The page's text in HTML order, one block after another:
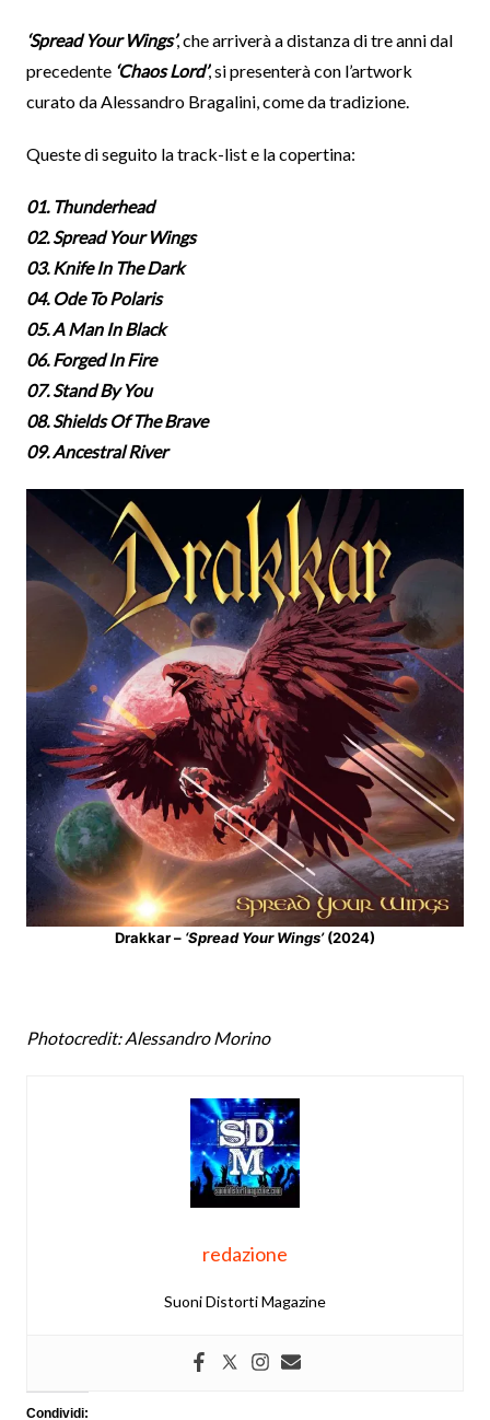
‘Spread Your Wings’, che arriverà a distanza di tre anni dal
precedente ‘Chaos Lord’, si presenterà con l’artwork
curato da Alessandro Bragalini, come da tradizione.
Queste di seguito la track-list e la copertina:
01. Thunderhead
02. Spread Your Wings
03. Knife In The Dark
04. Ode To Polaris
05. A Man In Black
06. Forged In Fire
07. Stand By You
08. Shields Of The Brave
09. Ancestral River
Drakkar –‘Spread Your Wings’(2024)
Photocredit: Alessandro Morino
redazione
Suoni Distorti Magazine
Condividi: